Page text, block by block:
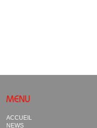
MENU
ACCUEIL
NEWS